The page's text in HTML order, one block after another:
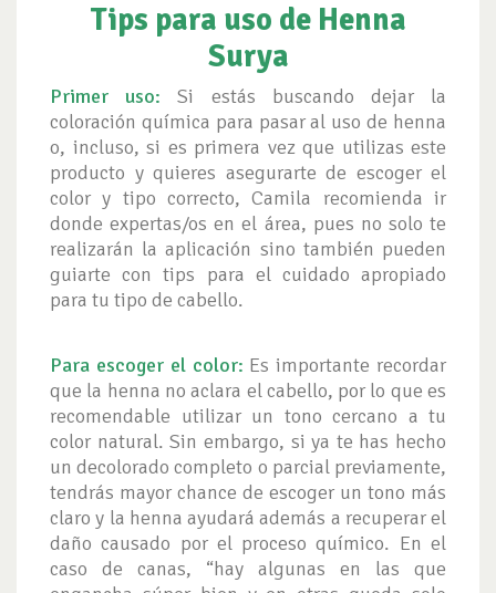
Tips para uso de Henna
Surya
Primer uso: Si estás buscando dejar la
coloración química para pasar al uso de henna
o, incluso, si es primera vez que utilizas este
producto y quieres asegurarte de escoger el
color y tipo correcto, Camila recomienda ir
donde expertas/os en el área, pues no solo te
realizarán la aplicación sino también pueden
guiarte con tips para el cuidado apropiado
para tu tipo de cabello.
Para escoger el color: Es importante recordar
que la henna no aclara el cabello, por lo que es
recomendable utilizar un tono cercano a tu
color natural. Sin embargo, si ya te has hecho
un decolorado completo o parcial previamente,
tendrás mayor chance de escoger un tono más
claro y la henna ayudará además a recuperar el
daño causado por el proceso químico. En el
caso de canas, “hay algunas en las que